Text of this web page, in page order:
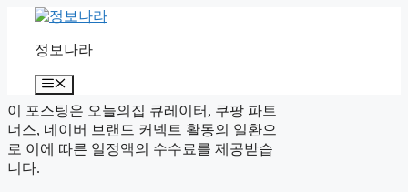
content정보나라
Menu
이 포스팅은 오늘의집 큐레이터, 쿠팡 파트
너스, 네이버 브랜드 커넥트 활동의 일환으
로 이에 따른 일정액의 수수료를 제공받습
니다.